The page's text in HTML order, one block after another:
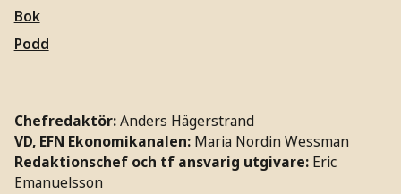
Bok
Podd
Chefredaktör:Anders Hägerstrand
VD, EFN Ekonomikanalen: Maria Nordin Wessman
Redaktionschef och tf ansvarig utgivare: Eric
Emanuelsson